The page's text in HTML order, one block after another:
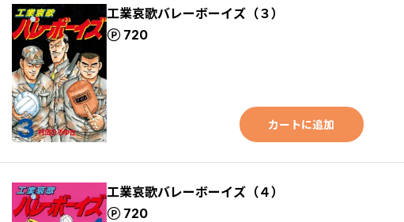
工業哀歌バレーボーイズ（３）
720
ポイント
カートに追加
工業哀歌バレーボーイズ（４）
720
ポイント